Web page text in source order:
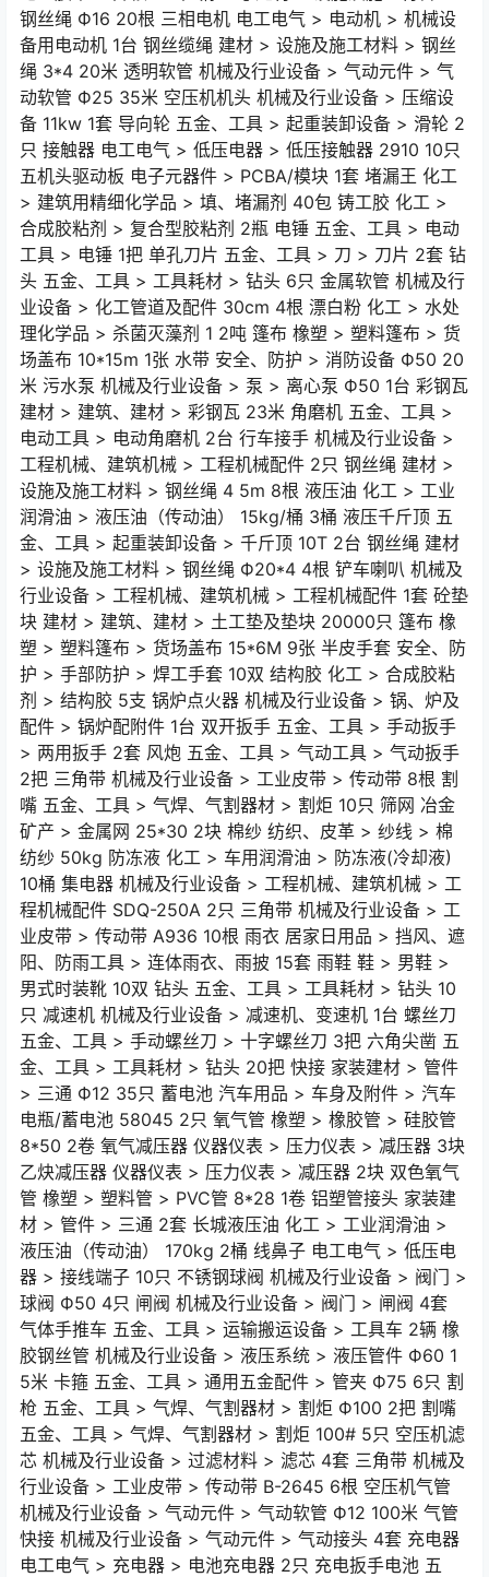
钢丝绳 Ф16 20根 三相电机 电工电气 > 电动机 > 机械设
备用电动机 1台 钢丝缆绳 建材 > 设施及施工材料 > 钢丝
绳 3*4 20米 透明软管 机械及行业设备 > 气动元件 > 气
动软管 Ф25 35米 空压机机头 机械及行业设备 > 压缩设
备 11kw 1套 导向轮 五金、工具 > 起重装卸设备 > 滑轮 2
只 接触器 电工电气 > 低压电器 > 低压接触器 2910 10只
五机头驱动板 电子元器件 > PCBA/模块 1套 堵漏王 化工
> 建筑用精细化学品 > 填、堵漏剂 40包 铸工胶 化工 >
合成胶粘剂 > 复合型胶粘剂 2瓶 电锤 五金、工具 > 电动
工具 > 电锤 1把 单孔刀片 五金、工具 > 刀 > 刀片 2套 钻
头 五金、工具 > 工具耗材 > 钻头 6只 金属软管 机械及行
业设备 > 化工管道及配件 30cm 4根 漂白粉 化工 > 水处
理化学品 > 杀菌灭藻剂 1 2吨 篷布 橡塑 > 塑料篷布 > 货
场盖布 10*15m 1张 水带 安全、防护 > 消防设备 Ф50 20
米 污水泵 机械及行业设备 > 泵 > 离心泵 Ф50 1台 彩钢瓦
建材 > 建筑、建材 > 彩钢瓦 23米 角磨机 五金、工具 >
电动工具 > 电动角磨机 2台 行车接手 机械及行业设备 >
工程机械、建筑机械 > 工程机械配件 2只 钢丝绳 建材 >
设施及施工材料 > 钢丝绳 4 5m 8根 液压油 化工 > 工业
润滑油 > 液压油（传动油） 15kg/桶 3桶 液压千斤顶 五
金、工具 > 起重装卸设备 > 千斤顶 10T 2台 钢丝绳 建材
> 设施及施工材料 > 钢丝绳 Ф20*4 4根 铲车喇叭 机械及
行业设备 > 工程机械、建筑机械 > 工程机械配件 1套 砼垫
块 建材 > 建筑、建材 > 土工垫及垫块 20000只 篷布 橡
塑 > 塑料篷布 > 货场盖布 15*6M 9张 半皮手套 安全、防
护 > 手部防护 > 焊工手套 10双 结构胶 化工 > 合成胶粘
剂 > 结构胶 5支 锅炉点火器 机械及行业设备 > 锅、炉及
配件 > 锅炉配附件 1台 双开扳手 五金、工具 > 手动扳手
> 两用扳手 2套 风炮 五金、工具 > 气动工具 > 气动扳手
2把 三角带 机械及行业设备 > 工业皮带 > 传动带 8根 割
嘴 五金、工具 > 气焊、气割器材 > 割炬 10只 筛网 冶金
矿产 > 金属网 25*30 2块 棉纱 纺织、皮革 > 纱线 > 棉
纺纱 50kg 防冻液 化工 > 车用润滑油 > 防冻液(冷却液)
10桶 集电器 机械及行业设备 > 工程机械、建筑机械 > 工
程机械配件 SDQ-250A 2只 三角带 机械及行业设备 > 工
业皮带 > 传动带 A936 10根 雨衣 居家日用品 > 挡风、遮
阳、防雨工具 > 连体雨衣、雨披 15套 雨鞋 鞋 > 男鞋 >
男式时装靴 10双 钻头 五金、工具 > 工具耗材 > 钻头 10
只 减速机 机械及行业设备 > 减速机、变速机 1台 螺丝刀
五金、工具 > 手动螺丝刀 > 十字螺丝刀 3把 六角尖凿 五
金、工具 > 工具耗材 > 钻头 20把 快接 家装建材 > 管件
> 三通 Ф12 35只 蓄电池 汽车用品 > 车身及附件 > 汽车
电瓶/蓄电池 58045 2只 氧气管 橡塑 > 橡胶管 > 硅胶管
8*50 2卷 氧气减压器 仪器仪表 > 压力仪表 > 减压器 3块
乙炔减压器 仪器仪表 > 压力仪表 > 减压器 2块 双色氧气
管 橡塑 > 塑料管 > PVC管 8*28 1卷 铝塑管接头 家装建
材 > 管件 > 三通 2套 长城液压油 化工 > 工业润滑油 >
液压油（传动油） 170kg 2桶 线鼻子 电工电气 > 低压电
器 > 接线端子 10只 不锈钢球阀 机械及行业设备 > 阀门 >
球阀 Ф50 4只 闸阀 机械及行业设备 > 阀门 > 闸阀 4套
气体手推车 五金、工具 > 运输搬运设备 > 工具车 2辆 橡
胶钢丝管 机械及行业设备 > 液压系统 > 液压管件 Ф60 1
5米 卡箍 五金、工具 > 通用五金配件 > 管夹 Ф75 6只 割
枪 五金、工具 > 气焊、气割器材 > 割炬 Ф100 2把 割嘴
五金、工具 > 气焊、气割器材 > 割炬 100# 5只 空压机滤
芯 机械及行业设备 > 过滤材料 > 滤芯 4套 三角带 机械及
行业设备 > 工业皮带 > 传动带 B-2645 6根 空压机气管
机械及行业设备 > 气动元件 > 气动软管 Ф12 100米 气管
快接 机械及行业设备 > 气动元件 > 气动接头 4套 充电器
电工电气 > 充电器 > 电池充电器 2只 充电扳手电池 五